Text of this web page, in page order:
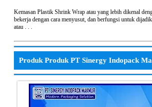
Kemasan Plastik Shrink Wrap atau yang lebih dikenal
bekerja dengan cara menyusut, dan berfungsi untuk
atau . . .
Produk Produk PT Sinergy Indopack